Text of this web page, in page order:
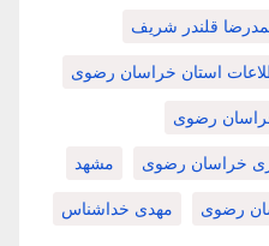
قلندر شریف
استان خراسان رضوی
رضوی
خراسان رضوی مشهد
رضوی مهدی خداشناس